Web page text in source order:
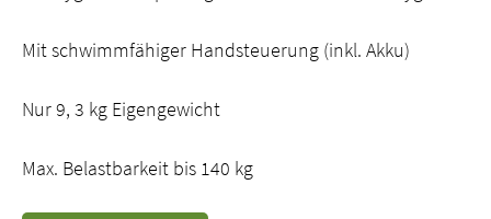
Mit schwimmfähiger Handsteuerung (inkl. Akku)
Nur 9, 3 kg Eigengewicht
Max. Belastbarkeit bis 140 kg